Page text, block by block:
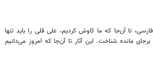
تا آن‌جا كه ما كاوش كرديم، على قلى را بايد تنها
مانده شناخت. اين آثار تا آن‌جا كه امروز مى‌دانيم